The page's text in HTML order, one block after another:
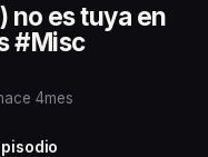
no es tuya en
#Misc
4mes